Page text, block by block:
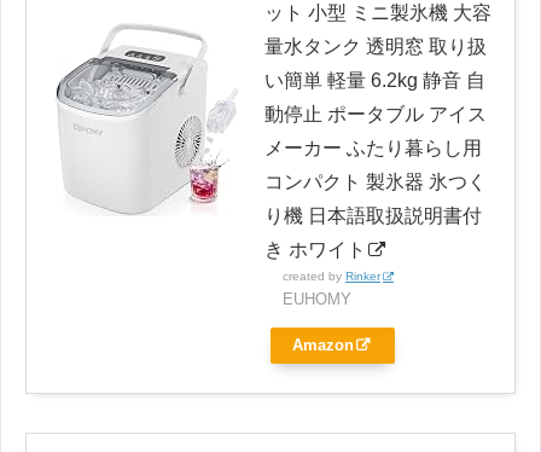
ット 小型 ミニ製氷機 大容
量水タンク 透明窓 取り扱
い簡単 軽量 6.2kg 静音 自
動停止 ポータブル アイス
メーカー ふたり暮らし用
コンパクト 製氷器 氷つく
り機 日本語取扱説明書付
き ホワイト
created by Rinker
EUHOMY
Amazon